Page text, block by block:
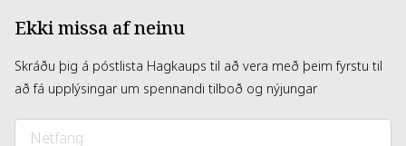
Ekki missa af neinu
Skráðu þig á póstlista Hagkaups til að vera með þeim fyrstu til
að fá upplýsingar um spennandi tilboð og nýjungar